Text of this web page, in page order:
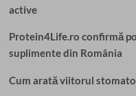
active
Protein4Life.ro confirmă
suplimente din România
Cum arată viitorul